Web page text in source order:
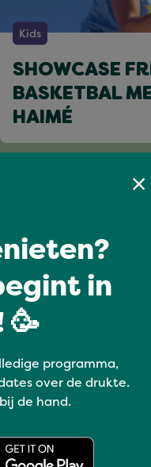
Kids
SHOWCASE
BASKETBAL
HAIMÉ
in
🥳
programma,
over de drukte.
de hand.